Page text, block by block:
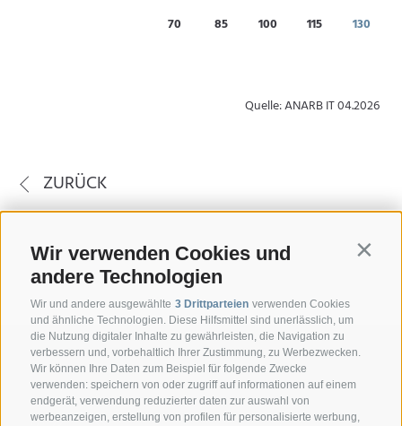
Wir verwenden Cookies und
andere Technologien
Wir und andere ausgewählte 3 Drittparteien verwenden Cookies
und ähnliche Technologien. Diese Hilfsmittel sind unerlässlich, um
die Nutzung digitaler Inhalte zu gewährleisten, die Navigation zu
verbessern und, vorbehaltlich Ihrer Zustimmung, zu Werbezwecken.
Wir können Ihre Daten zum Beispiel für folgende Zwecke
verwenden: speichern von oder zugriff auf informationen auf einem
endgerät, verwendung reduzierter daten zur auswahl von
werbeanzeigen, erstellung von profilen für personalisierte werbung,
70 85 100 115 130
Quelle: ANARB IT 04.2026
ZURÜCK